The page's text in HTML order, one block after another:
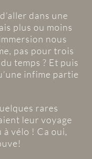
dans une
plus ou moins
nous
pas pour trois
temps ? Et puis
infime partie
rares
leur voyage
à vélo ! Ca oui,